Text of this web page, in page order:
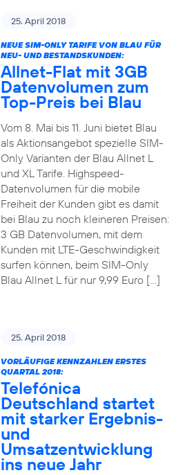
25. April 2018
NEUE SIM-ONLY TARIFE VON BLAU FÜR
NEU- UND BESTANDSKUNDEN:
Allnet-Flat mit 3GB
Datenvolumen zum
Top-Preis bei Blau
Vom 8. Mai bis 11. Juni bietet Blau
als Aktionsangebot spezielle SIM-
Only Varianten der Blau Allnet L
und XL Tarife. Highspeed-
Datenvolumen für die mobile
Freiheit der Kunden gibt es damit
bei Blau zu noch kleineren Preisen:
3 GB Datenvolumen, mit dem
Kunden mit LTE-Geschwindigkeit
surfen können, beim SIM-Only
Blau Allnet L für nur 9,99 Euro […]
25. April 2018
VORLÄUFIGE KENNZAHLEN ERSTES
QUARTAL 2018:
Telefónica
Deutschland startet
mit starker Ergebnis-
und
Umsatzentwicklung
ins neue Jahr